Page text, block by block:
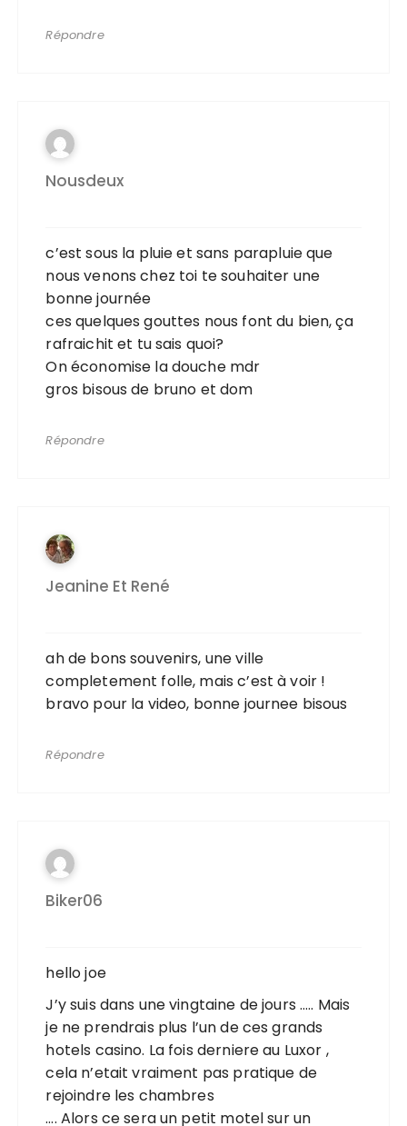
Répondre
Nousdeux
c’est sous la pluie et sans parapluie que
nous venons chez toi te souhaiter une
bonne journée
ces quelques gouttes nous font du bien, ça
rafraichit et tu sais quoi?
On économise la douche mdr
gros bisous de bruno et dom
Répondre
Jeanine Et René
ah de bons souvenirs, une ville
completement folle, mais c’est à voir !
bravo pour la video, bonne journee bisous
Répondre
Biker06
hello joe
J’y suis dans une vingtaine de jours ….. Mais
je ne prendrais plus l’un de ces grands
hotels casino. La fois derniere au Luxor ,
cela n’etait vraiment pas pratique de
rejoindre les chambres
…. Alors ce sera un petit motel sur un